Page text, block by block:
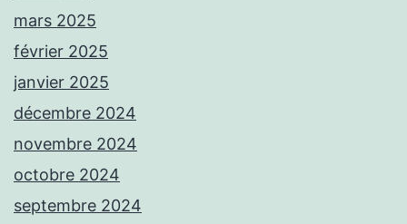
mars 2025
février 2025
janvier 2025
décembre 2024
novembre 2024
octobre 2024
septembre 2024